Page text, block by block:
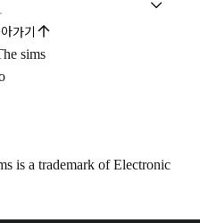
가기
is a trademark of Electronic